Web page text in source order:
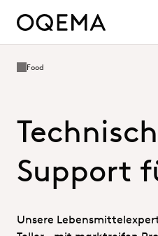
Food
Support
Unsere